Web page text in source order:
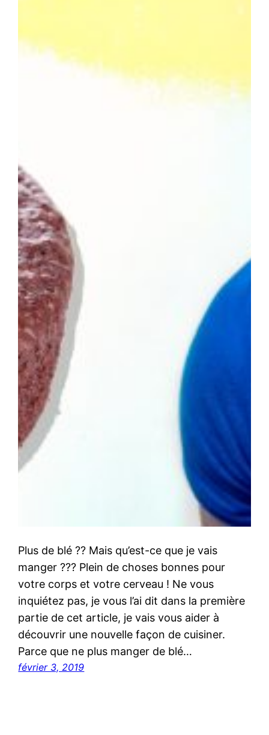
Plus de blé ?? Mais qu’est-ce que je vais
manger ??? Plein de choses bonnes pour
votre corps et votre cerveau ! Ne vous
inquiétez pas, je vous l’ai dit dans la première
partie de cet article, je vais vous aider à
découvrir une nouvelle façon de cuisiner.
Parce que ne plus manger de blé…
février 3, 2019